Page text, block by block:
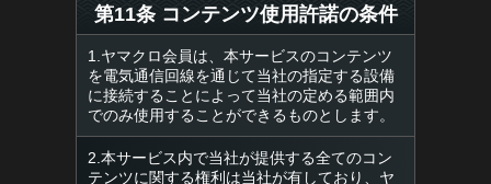
第11条 コンテンツ使用許諾の条件
1.ヤマクロ会員は、本サービスのコンテンツ
を電気通信回線を通じて当社の指定する設備
に接続することによって当社の定める範囲内
でのみ使用することができるものとします。
2.本サービス内で当社が提供する全てのコン
テンツに関する権利は当社が有しており、ヤ